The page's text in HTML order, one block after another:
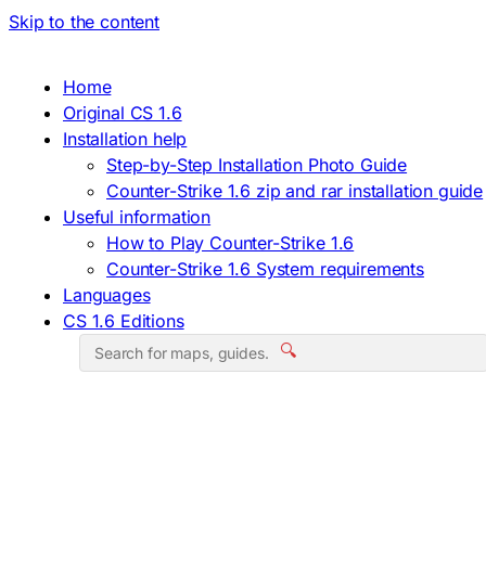
Skip to the content
Home
Original CS 1.6
Installation help
Step-by-Step Installation Photo Guide
Counter-Strike 1.6 zip and rar installation guide
Useful information
How to Play Counter-Strike 1.6
Counter-Strike 1.6 System requirements
Languages
CS 1.6 Editions
🔍